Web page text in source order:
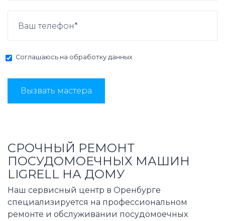
Соглашаюсь на обработку данных
Вызвать мастера
СРОЧНЫЙ РЕМОНТ
ПОСУДОМОЕЧНЫХ МАШИН
LIGRELL НА ДОМУ
Наш сервисный центр в Оренбурге
специализируется на профессиональном
ремонте и обслуживании посудомоечных